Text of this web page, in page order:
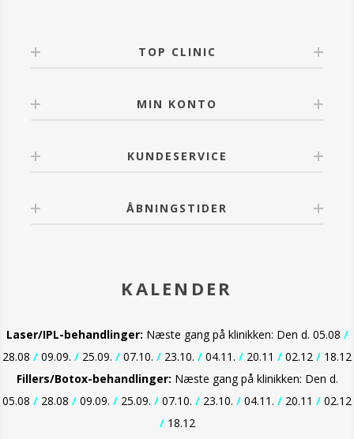
TOP CLINIC
MIN KONTO
KUNDESERVICE
ÅBNINGSTIDER
KALENDER
Laser/IPL-behandlinger: Næste gang på klinikken: Den d. 05.08 /
28.08 / 09.09. / 25.09. / 07.10. / 23.10. / 04.11. / 20.11 / 02.12 / 18.12
Fillers/Botox-behandlinger: Næste gang på klinikken: Den d.
05.08 / 28.08 / 09.09. / 25.09. / 07.10. / 23.10. / 04.11. / 20.11 / 02.12
/18.12